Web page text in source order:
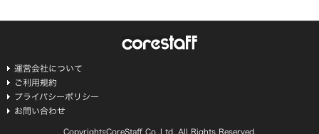
運営会社について
ご利用規約
プライバシーポリシー
お問い合わせ
Copyright©CoreStaff Co.,Ltd. All Rights Reserved.